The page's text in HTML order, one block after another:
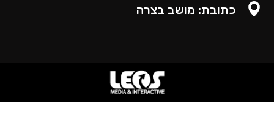
כתובת: מושב בצרה